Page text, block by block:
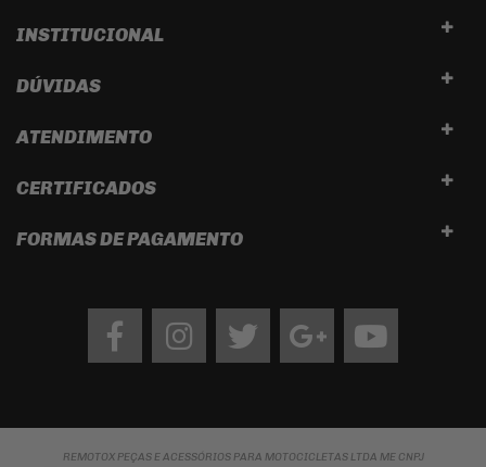
INSTITUCIONAL
DÚVIDAS
ATENDIMENTO
CERTIFICADOS
FORMAS DE PAGAMENTO
FacebookInstagram twitter googleYoutube
REMOTOX PEÇAS E ACESSÓRIOS PARA MOTOCICLETAS LTDA ME CNPJ